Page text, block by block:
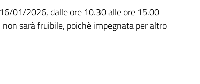
01/2026, dalle ore 10.30 alle ore 15.00
sarà fruibile, poichè impegnata per altro